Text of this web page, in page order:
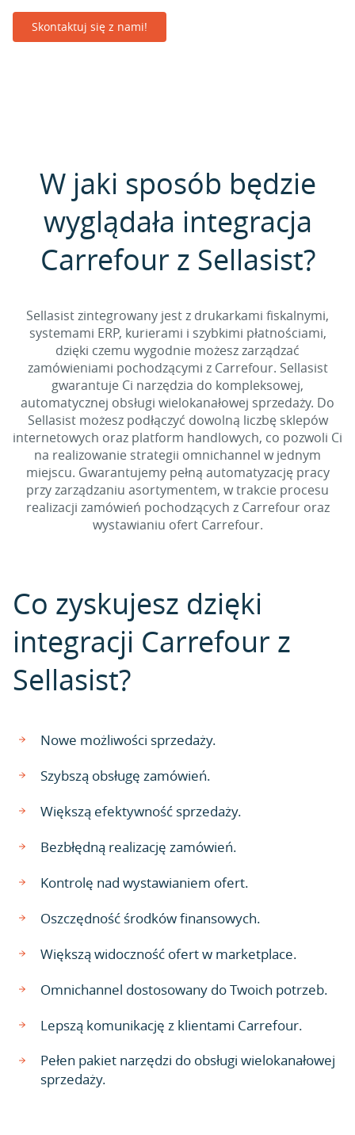
Skontaktuj się z nami!
W jaki sposób będzie
wyglądała integracja
Carrefour z Sellasist?
Sellasist zintegrowany jest z drukarkami fiskalnymi,
systemami ERP, kurierami i szybkimi płatnościami,
dzięki czemu wygodnie możesz zarządzać
zamówieniami pochodzącymi z Carrefour. Sellasist
gwarantuje Ci narzędzia do kompleksowej,
automatycznej obsługi wielokanałowej sprzedaży. Do
Sellasist możesz podłączyć dowolną liczbę sklepów
internetowych oraz platform handlowych, co pozwoli Ci
na realizowanie strategii omnichannel w jednym
miejscu. Gwarantujemy pełną automatyzację pracy
przy zarządzaniu asortymentem, w trakcie procesu
realizacji zamówień pochodzących z Carrefour oraz
wystawianiu ofert Carrefour.
Co zyskujesz dzięki
integracji Carrefour z
Sellasist?
Nowe możliwości sprzedaży.
Szybszą obsługę zamówień.
Większą efektywność sprzedaży.
Bezbłędną realizację zamówień.
Kontrolę nad wystawianiem ofert.
Oszczędność środków finansowych.
Większą widoczność ofert w marketplace.
Omnichannel dostosowany do Twoich potrzeb.
Lepszą komunikację z klientami Carrefour.
Pełen pakiet narzędzi do obsługi wielokanałowej
sprzedaży.